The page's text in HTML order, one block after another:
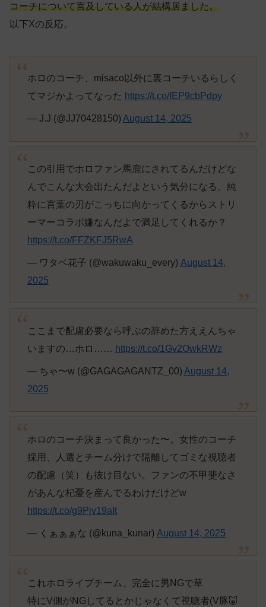
コーチについて言及している人が結構居ました。
以下Xの反応。
ホロのコーチ、misaco以外に裏コーチいるらしく
てマジかよってなった https://t.co/fEP9cbPdpy
— J.J (@JJ70428150) August 14, 2025
この引用でホロファン馬鹿にされてるんだけどな
んでこんな大会出たんだよという気分になる、純
粋に言葉の刃がこっちに向かってくるからストリ
ーマーコラボ嫌なんだよで満足してくれるか？
https://t.co/FFZKFJ5RwA
— ワタベ花子 (@wakuwaku_every) August 14,
2025
ここまで配慮必要なら呼ぶの辞めた方ええんちゃ
いますの…ホロ…… https://t.co/1Gv2OwkRWz
— ちゃ〜w (@GAGAGAGANTZ_00) August 14,
2025
ホロのコーチ決まって良かった〜。女性のコーチ
採用、人選とチーム分けで隔離してゴミな視聴者
の配慮（笑）も抜け目ない。ファンの不甲斐なさ
があんな杞憂を産んでるわけだけどw
https://t.co/g9Pjv19aIt
— くぁぁぁな (@kuna_kunar) August 14, 2025
これホロライブチーム、完全に男NGで草
特にV側がNGしてるとかじゃなくて視聴者(V豚🐷